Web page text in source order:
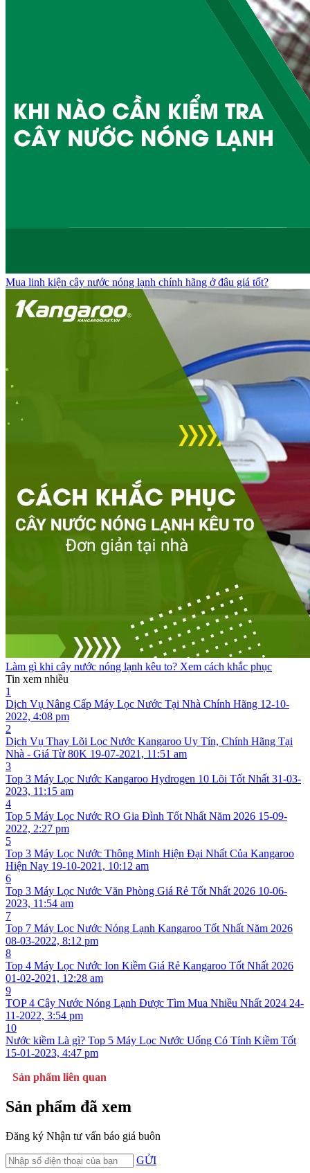
Mua linh kiện cây nước nóng lạnh chính hãng ở đâu giá tốt?
Làm gì khi cây nước nóng lạnh kêu to? Xem cách khắc phục
Tin xem nhiều
1
Dịch Vụ Nâng Cấp Máy Lọc Nước Tại Nhà Chính Hãng 12-10-
2022, 4:08 pm
2
Dịch Vụ Thay Lõi Lọc Nước Kangaroo Uy Tín, Chính Hãng Tại
Nhà - Giá Từ 80K 19-07-2021, 11:51 am
3
Top 3 Máy Lọc Nước Kangaroo Hydrogen 10 Lõi Tốt Nhất 31-03-
2023, 11:15 am
4
Top 5 Máy Lọc Nước RO Gia Đình Tốt Nhất Năm 2026 15-09-
2022, 2:27 pm
5
Top 3 Máy Lọc Nước Thông Minh Hiện Đại Nhất Của Kangaroo
Hiện Nay 19-10-2021, 10:12 am
6
Top 3 Máy Lọc Nước Văn Phòng Giá Rẻ Tốt Nhất 2026 10-06-
2023, 11:54 am
7
Top 7 Máy Lọc Nước Nóng Lạnh Kangaroo Tốt Nhất Năm 2026
08-03-2022, 8:12 pm
8
Top 4 Máy Lọc Nước Ion Kiềm Giá Rẻ Kangaroo Tốt Nhất 2026
01-02-2021, 12:28 am
9
TOP 4 Cây Nước Nóng Lạnh Được Tìm Mua Nhiều Nhất 2024 24-
11-2022, 3:54 pm
10
Nước kiềm Là gì? Top 5 Máy Lọc Nước Uống Có Tính Kiềm Tốt
15-01-2023, 4:47 pm
Sản phẩm liên quan
Sản phẩm đã xem
Đăng ký Nhận tư vấn báo giá buôn
GỬI